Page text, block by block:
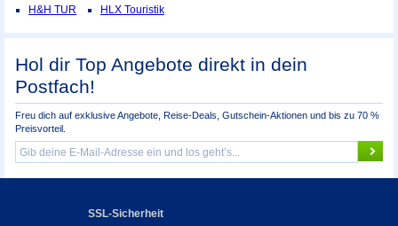
H&H TUR
HLX Touristik
Hol dir Top Angebote direkt in dein
Postfach!
Freu dich auf exklusive Angebote, Reise-Deals, Gutschein-Aktionen und bis zu 70 %
Preisvorteil.
SSL-Sicherheit